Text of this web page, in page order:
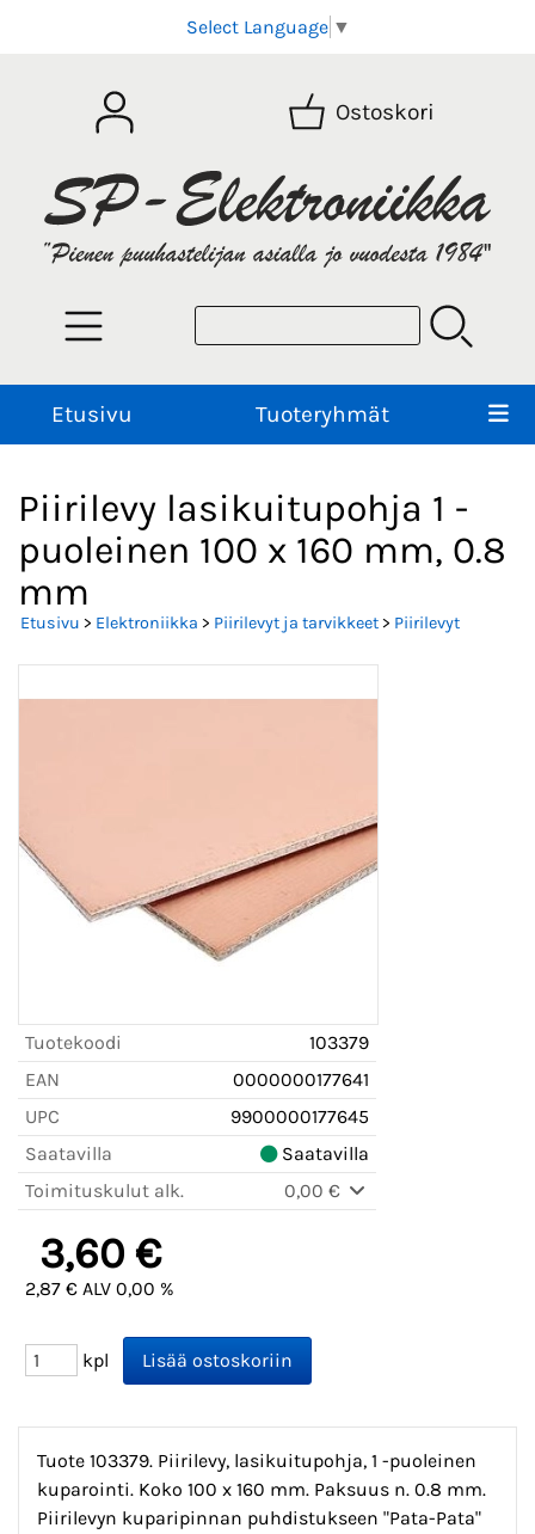
Select Language ▼
Ostoskori
Etusivu Tuoteryhmät
Piirilevy lasikuitupohja 1 -
puoleinen 100 x 160 mm, 0.8
mm
Etusivu > Elektroniikka > Piirilevyt ja tarvikkeet> Piirilevyt
Tuotekoodi
103379
EAN
0000000177641
UPC
9900000177645
Saatavilla
Saatavilla
Toimituskulut alk.
0,00 €
3,60 €
2,87 € ALV 0,00 %
kpl
Tuote 103379. Piirilevy, lasikuitupohja, 1 -puoleinen
kuparointi. Koko 100 x 160 mm. Paksuus n. 0.8 mm.
Piirilevyn kuparipinnan puhdistukseen "Pata-Pata"